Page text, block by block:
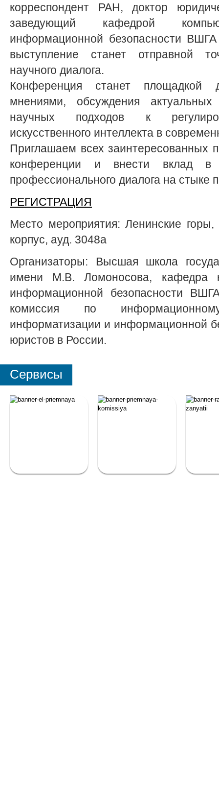
корреспондент РАН, доктор
заведующий кафедрой
информационной безопасности
выступление станет отправной
научного диалога.
Конференция станет площадкой
мнениями, обсуждения
научных подходов к
искусственного интеллекта в
Приглашаем всех заинтересованных
конференции и внести вклад в
профессионального диалога на стыке
РЕГИСТРАЦИЯ
Место мероприятия: Ленинские
корпус, ауд. 3048а
Организаторы: Высшая школа
имени М.В. Ломоносова, кафедра
информационной безопасности
комиссия по
информатизации и информационной
юристов в России.
Сервисы